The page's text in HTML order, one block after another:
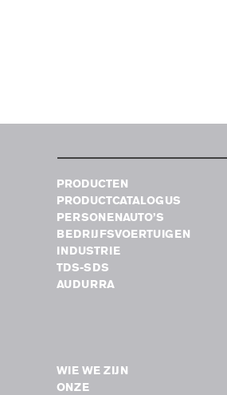
PRODUCTEN
PRODUCTCATALOGUS
PERSONENAUTO’S
BEDRIJFSVOERTUIGEN
INDUSTRIE
TDS-SDS
AUDURRA
WIE WE ZIJN
ONZE